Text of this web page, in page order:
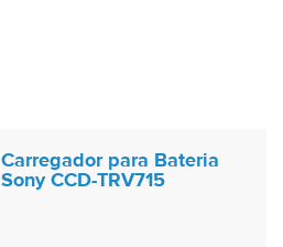
Carregador para Bateria
Sony CCD-TRV715